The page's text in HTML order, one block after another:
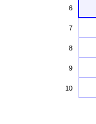
6
7
8
9
10